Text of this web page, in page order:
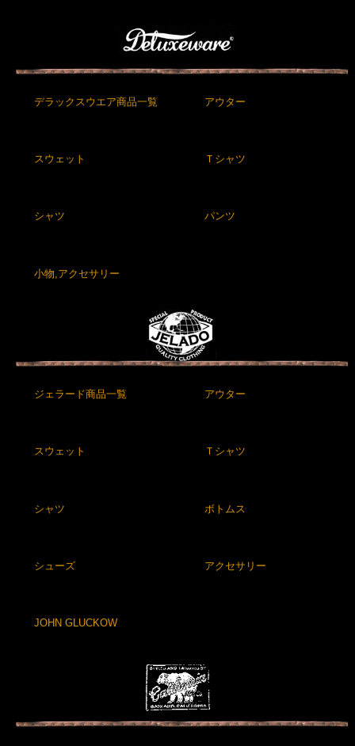
デラックスウエア商品一覧 アウター
スウェット Ｔシャツ
シャツ パンツ
小物,アクセサリー
ジェラード商品一覧 アウター
スウェット Ｔシャツ
シャツ ボトムス
シューズ アクセサリー
JOHN GLUCKOW